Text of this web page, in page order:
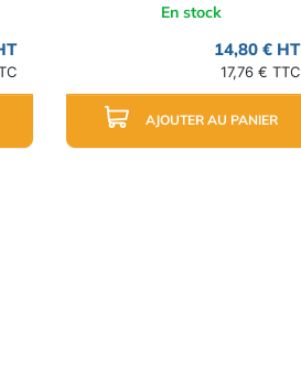
En stock
14,80 € HT
17,76 € TTC
AJOUTER AU PANIER